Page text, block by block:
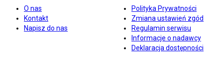
O nas
Kontakt
Napisz do nas
Polityka Prywatności
Zmiana ustawień zgód
Regulamin serwisu
Informacje o nadawcy
Deklaracja dostępności